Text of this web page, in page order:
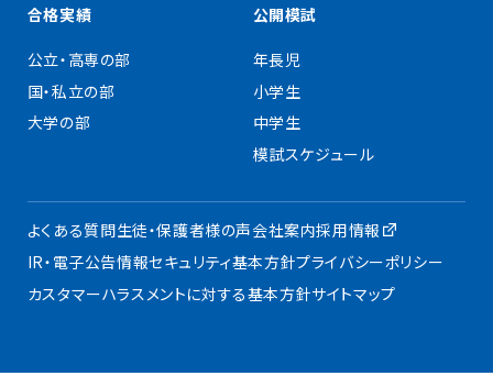
合格実績
公立・高専の部
国・私立の部
大学の部
公開模試
年長児
小学生
中学生
模試スケジュール
よくある質問生徒・保護者様の声会社案内採用情報
IR・電子公告情報セキュリティ基本方針プライバシーポリシー
カスタマーハラスメントに対する基本方針サイトマップ